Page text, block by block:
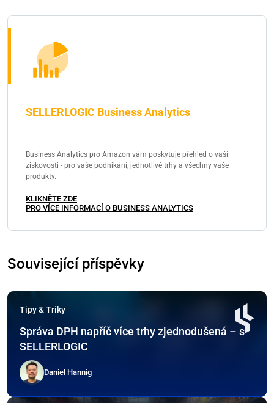
SELLERLOGIC Business Analytics
Business Analytics pro Amazon vám poskytuje přehled o vaší
ziskovosti - pro vaše podnikání, jednotlivé trhy a všechny vaše
produkty.
KLIKNĚTE ZDE
PRO VÍCE INFORMACÍ O BUSINESS ANALYTICS
Související příspěvky
Tipy & Triky
Správa DPH napříč více trhy zjednodušená – s
SELLERLOGIC
Daniel Hannig